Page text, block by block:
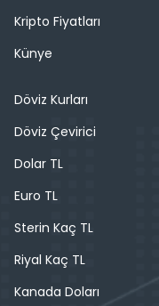
Kripto Fiyatları
Künye
Döviz Kurları
Döviz Çevirici
Dolar TL
Euro TL
Sterin Kaç TL
Riyal Kaç TL
Kanada Doları